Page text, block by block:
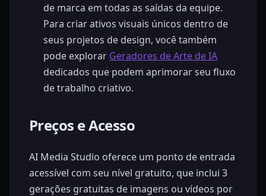
de marca em todas as saídas da equipe.
Para criar ativos visuais únicos dentro de
seus projetos de design, você também
pode explorar Geradores de Arte de IA
dedicados que podem aprimorar seu fluxo
de trabalho criativo.
Preços e Acesso
AI Media Studio oferece um ponto de entrada
acessível com seu nível gratuito, que inclui 3
gerações gratuitas de imagens ou vídeos por